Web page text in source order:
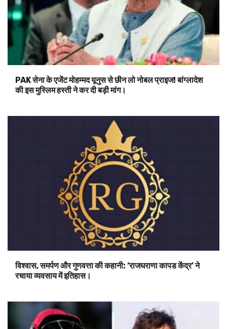
PAK सेना के एजेंट मोहम्मद यूनुस से छीन लो नोबल प्राइज! बांग्लादेश
की इस मुस्लिम हस्ती ने कर दी बड़ी मांग।
विश्वास, समर्पण और गुणवत्ता की कहानी: ‘राजघराणा कापड केंद्र’ ने
रचाया व्यवसाय में इतिहास।